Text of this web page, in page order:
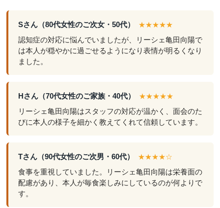
Sさん（80代女性のご次女・50代） ★★★★★
認知症の対応に悩んでいましたが、リーシェ亀田向陽で
は本人が穏やかに過ごせるようになり表情が明るくなり
ました。
Hさん（70代女性のご家族・40代） ★★★★★
リーシェ亀田向陽はスタッフの対応が温かく、面会のた
びに本人の様子を細かく教えてくれて信頼しています。
Tさん（90代女性のご次男・60代） ★★★★☆
食事を重視していました。リーシェ亀田向陽は栄養面の
配慮があり、本人が毎食楽しみにしているのが何よりで
す。